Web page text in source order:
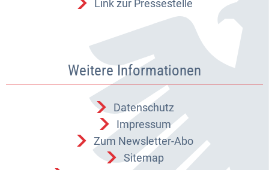
Link zur Pressestelle
Weitere Informationen
Datenschutz
Impressum
Zum Newsletter-Abo
Sitemap